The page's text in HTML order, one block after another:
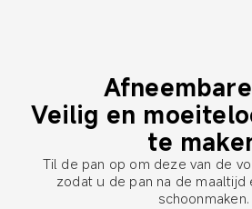
Veilig en
te
Til de pan op om deze van de
zodat u de pan na de maaltijd
schoonmaken.